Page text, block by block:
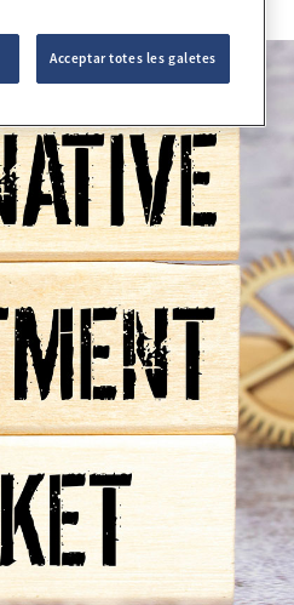
Acceptar totes les galetes